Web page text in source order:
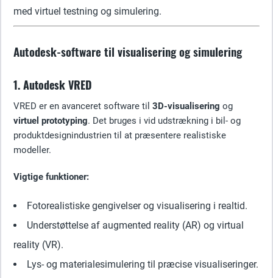
med virtuel testning og simulering.
Autodesk-software til visualisering og simulering
1. Autodesk VRED
VRED er en avanceret software til 3D-visualisering og
virtuel prototyping. Det bruges i vid udstrækning i bil- og
produktdesignindustrien til at præsentere realistiske
modeller.
Vigtige funktioner:
Fotorealistiske gengivelser og visualisering i realtid.
Understøttelse af augmented reality (AR) og virtual
reality (VR).
Lys- og materialesimulering til præcise visualiseringer.